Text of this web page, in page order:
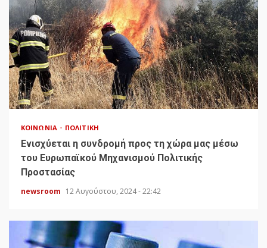
ΚΟΙΝΩΝΊΑ ΠΟΛΙΤΙΚΉ
Ενισχύεται η συνδρομή προς τη χώρα μας μέσω
του Ευρωπαϊκού Μηχανισμού Πολιτικής
Προστασίας
newsroom 12 Αυγούστου, 2024 - 22:42